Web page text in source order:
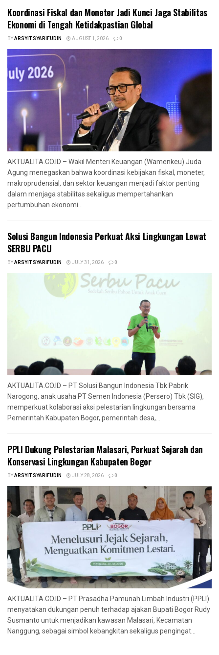
‎Koordinasi Fiskal dan Moneter Jadi Kunci Jaga Stabilitas
Ekonomi di Tengah Ketidakpastian Global
BYARSYIT SYARIFUDIN AUGUST 1, 2026 0
AKTUALITA.CO.ID – Wakil Menteri Keuangan (Wamenkeu) Juda
Agung menegaskan bahwa koordinasi kebijakan fiskal, moneter,
makroprudensial, dan sektor keuangan menjadi faktor penting
dalam menjaga stabilitas sekaligus mempertahankan
pertumbuhan ekonomi...
Solusi Bangun Indonesia Perkuat Aksi Lingkungan Lewat
SERBU PACU
BYARSYIT SYARIFUDIN JULY 31, 2026 0
AKTUALITA.CO.ID – PT Solusi Bangun Indonesia Tbk Pabrik
Narogong, anak usaha PT Semen Indonesia (Persero) Tbk (SIG),
memperkuat kolaborasi aksi pelestarian lingkungan bersama
Pemerintah Kabupaten Bogor, pemerintah desa,...
PPLI Dukung Pelestarian Malasari, Perkuat Sejarah dan
Konservasi Lingkungan Kabupaten Bogor
BYARSYIT SYARIFUDIN JULY 28, 2026 0
AKTUALITA.CO.ID – PT Prasadha Pamunah Limbah Industri (PPLI)
menyatakan dukungan penuh terhadap ajakan Bupati Bogor Rudy
Susmanto untuk menjadikan kawasan Malasari, Kecamatan
Nanggung, sebagai simbol kebangkitan sekaligus pengingat...